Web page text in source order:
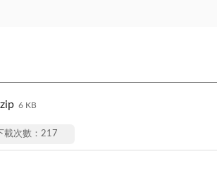
6 KB
下載次數：217